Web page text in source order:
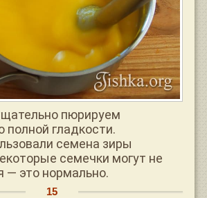
пюрируем
полной гладкости.
семена зиры
семечки могут не
— это нормально.